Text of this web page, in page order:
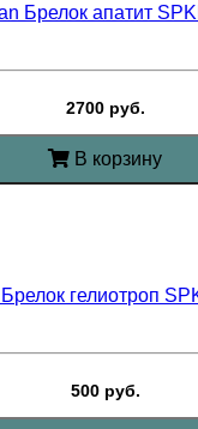
Брелок апатит
2700 руб.
В корзину
гелиотроп
500 руб.